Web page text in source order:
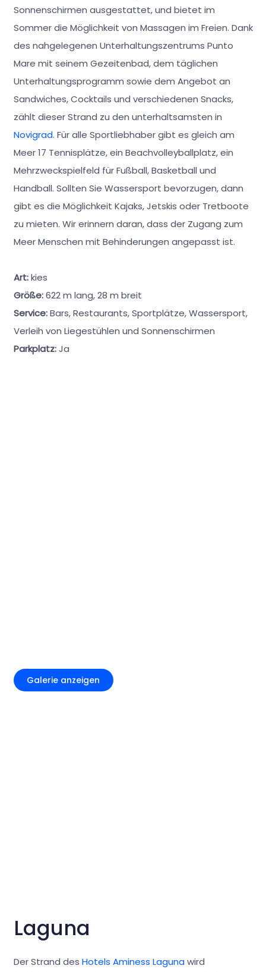
Sonnenschirmen ausgestattet, und bietet im
Sommer die Möglichkeit von Massagen im Freien. Dank
des nahgelegenen Unterhaltungszentrums Punto
Mare mit seinem Gezeitenbad, dem täglichen
Unterhaltungsprogramm sowie dem Angebot an
Sandwiches, Cocktails und verschiedenen Snacks,
zählt dieser Strand zu den unterhaltsamsten in
Novigrad. Für alle Sportliebhaber gibt es gleich am
Meer 17 Tennisplätze, ein Beachvolleyballplatz, ein
Mehrzweckspielfeld für Fußball, Basketball und
Handball. Sollten Sie Wassersport bevorzugen, dann
gibt es die Möglichkeit Kajaks, Jetskis oder Tretboote
zu mieten. Wir erinnern daran, dass der Zugang zum
Meer Menschen mit Behinderungen angepasst ist.
Art:kies
Größe:622 m lang, 28 m breit
Service:Bars, Restaurants, Sportplätze, Wassersport,
Verleih von Liegestühlen und Sonnenschirmen
Parkplatz:Ja
Galerie anzeigen
Laguna
Der Strand des Hotels Aminess Lagunawird